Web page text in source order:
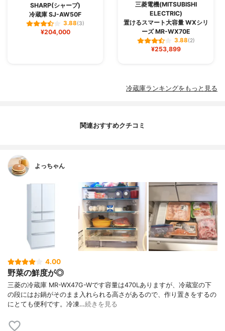
SHARP(シャープ)
冷蔵庫 SJ-AW50F
3.88(3)
¥204,000
三菱電機(MITSUBISHI
ELECTRIC)
置けるスマート大容量 WXシリ
ーズ MR-WX70E
3.88(2)
¥253,899
冷蔵庫ランキングをもっと見る
関連おすすめクチコミ
よっちゃん
4.00
野菜の鮮度が◎
三菱の冷蔵庫 MR-WX47G-Wです容量は470Lありますが、冷蔵室の下
の段にはお鍋がそのまま入れられる高さがあるので、作り置きをするの
にとても便利です。冷凍…続きを見る